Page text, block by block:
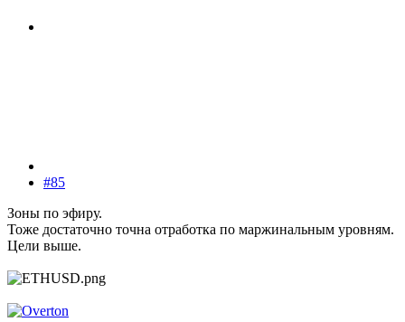
#85
Зоны по эфиру.
Тоже достаточно точна отработка по маржинальным уровням.
Цели выше.